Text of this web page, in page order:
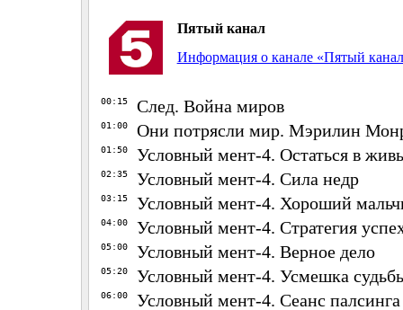
Пятый канал
Информация о канале «Пятый
00:15 След. Война миров
01:00 Они потрясли мир. Мэрилин
01:50 Условный мент-4. Остаться в
02:35 Условный мент-4. Сила недр
03:15 Условный мент-4. Хороший
04:00 Условный мент-4. Стратегия
05:00 Условный мент-4. Верное дело
05:20 Условный мент-4. Усмешка
06:00 Условный мент-4. Сеанс палсинга